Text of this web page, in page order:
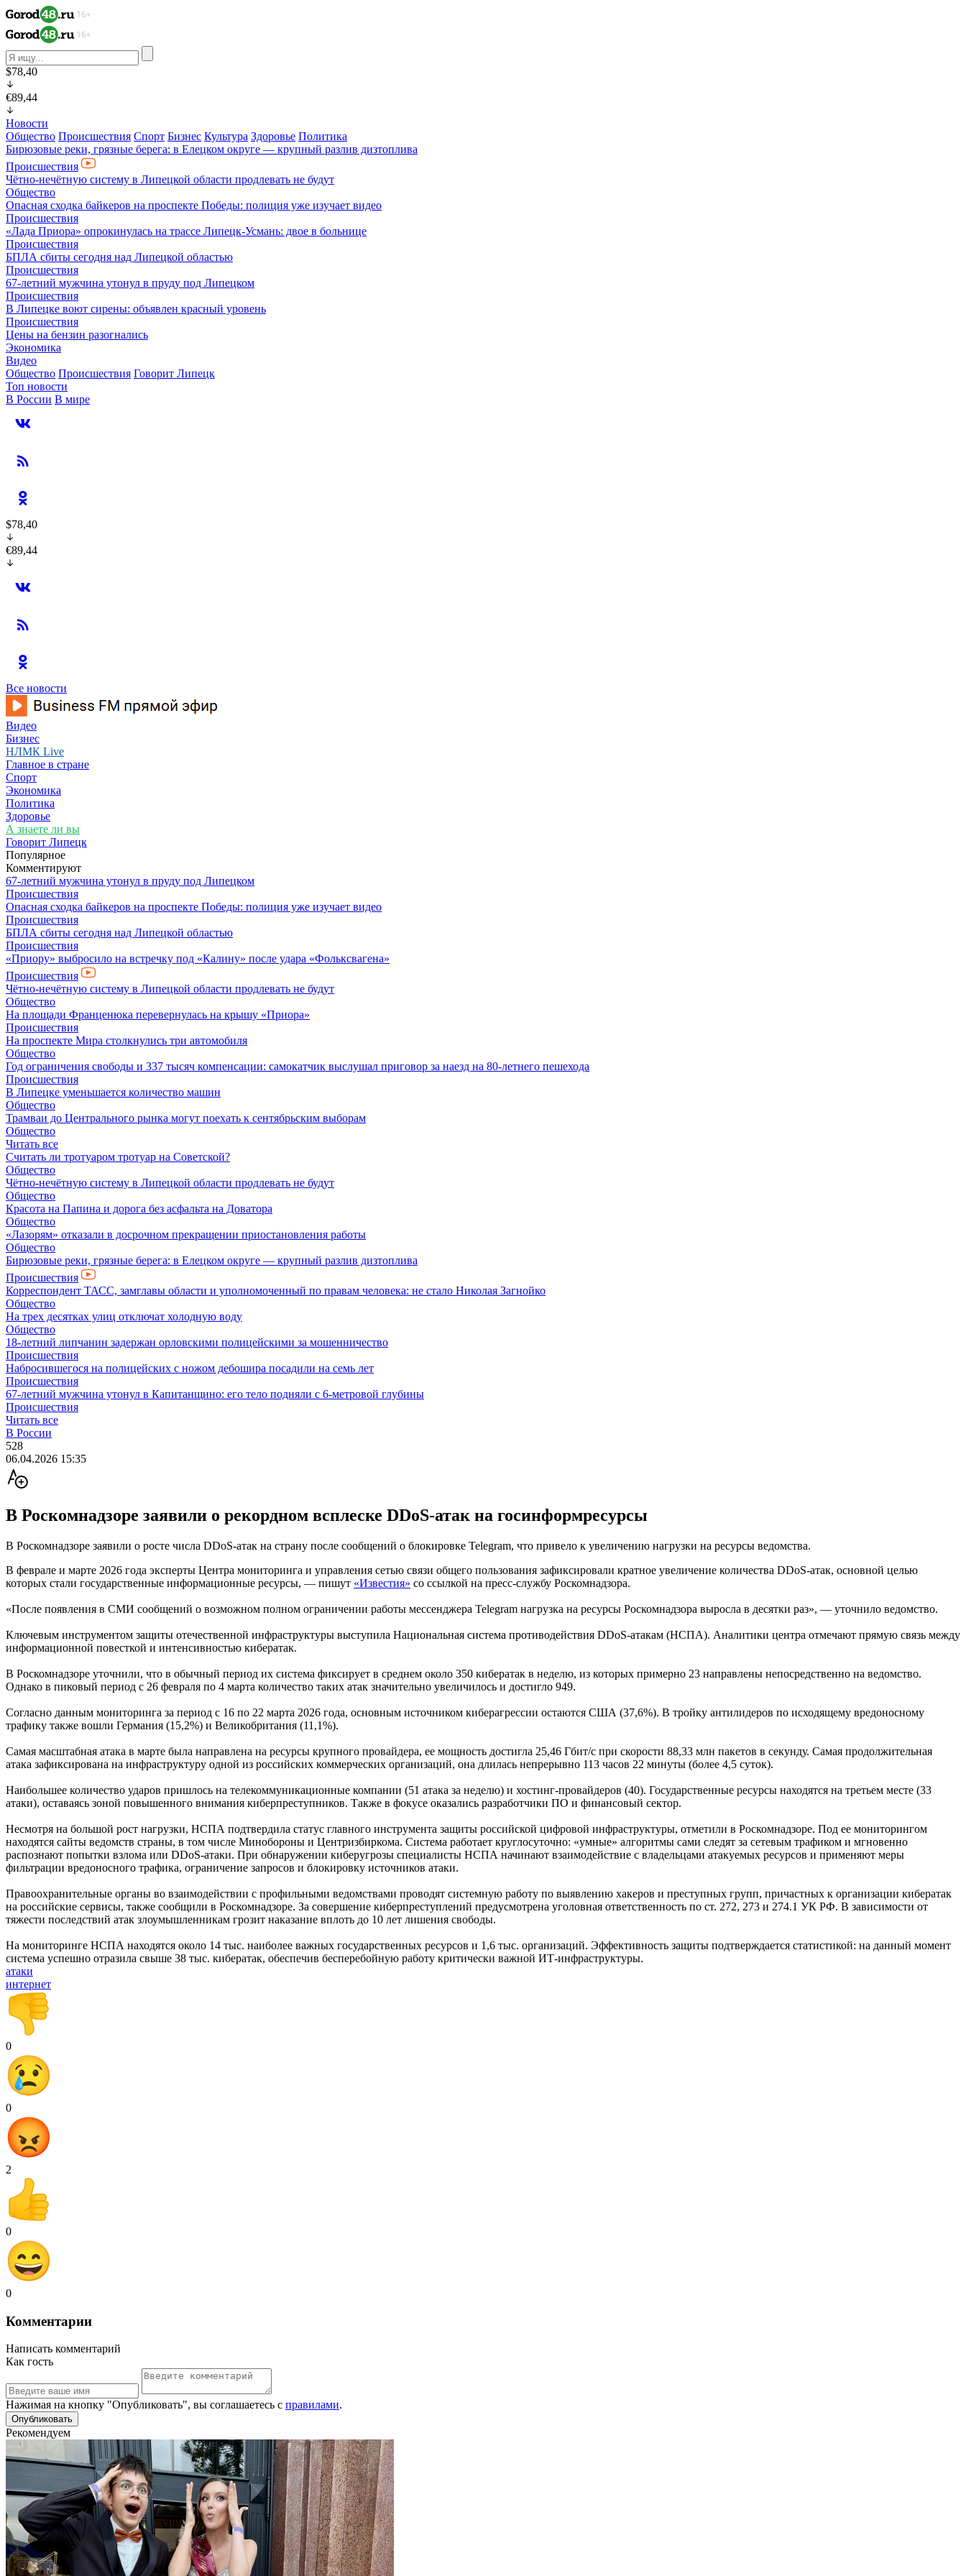
$78,40
€89,44
Новости
Общество Происшествия Спорт Бизнес Культура Здоровье Политика
Бирюзовые реки, грязные берега: в Елецком округе — крупный разлив дизтоплива
Происшествия
Чётно-нечётную систему в Липецкой области продлевать не будут
Общество
Опасная сходка байкеров на проспекте Победы: полиция уже изучает видео
Происшествия
«Лада Приора» опрокинулась на трассе Липецк-Усмань: двое в больнице
Происшествия
БПЛА сбиты сегодня над Липецкой областью
Происшествия
67-летний мужчина утонул в пруду под Липецком
Происшествия
В Липецке воют сирены: объявлен красный уровень
Происшествия
Цены на бензин разогнались
Экономика
Видео
Общество Происшествия Говорит Липецк
Топ новости
В России В мире
$78,40
€89,44
Все новости
Видео
Бизнес
НЛМК Live
Главное в стране
Спорт
Экономика
Политика
Здоровье
А знаете ли вы
Говорит Липецк
Популярное
Комментируют
67-летний мужчина утонул в пруду под Липецком
Происшествия
Опасная сходка байкеров на проспекте Победы: полиция уже изучает видео
Происшествия
БПЛА сбиты сегодня над Липецкой областью
Происшествия
«Приору» выбросило на встречку под «Калину» после удара «Фольксвагена»
Происшествия
Чётно-нечётную систему в Липецкой области продлевать не будут
Общество
На площади Франценюка перевернулась на крышу «Приора»
Происшествия
На проспекте Мира столкнулись три автомобиля
Общество
Год ограничения свободы и 337 тысяч компенсации: самокатчик выслушал приговор за наезд на 80-летнего пешехода
Происшествия
В Липецке уменьшается количество машин
Общество
Трамваи до Центрального рынка могут поехать к сентябрьским выборам
Общество
Читать все
Считать ли тротуаром тротуар на Советской?
Общество
Чётно-нечётную систему в Липецкой области продлевать не будут
Общество
Красота на Папина и дорога без асфальта на Доватора
Общество
«Лазорям» отказали в досрочном прекращении приостановления работы
Общество
Бирюзовые реки, грязные берега: в Елецком округе — крупный разлив дизтоплива
Происшествия
Корреспондент ТАСС, замглавы области и уполномоченный по правам человека: не стало Николая Загнойко
Общество
На трех десятках улиц отключат холодную воду
Общество
18-летний липчанин задержан орловскими полицейскими за мошенничество
Происшествия
Набросившегося на полицейских с ножом дебошира посадили на семь лет
Происшествия
67-летний мужчина утонул в Капитанщино: его тело подняли с 6-метровой глубины
Происшествия
Читать все
В России
528
06.04.2026 15:35
В Роскомнадзоре заявили о рекордном всплеске DDoS-атак на госинформресурсы
В Роскомнадзоре заявили о росте числа DDoS-атак на страну после сообщений о блокировке Telegram, что привело к увеличению нагрузки на ресурсы ведомства.
В феврале и марте 2026 года эксперты Центра мониторинга и управления сетью связи общего пользования зафиксировали кратное увеличение количества DDoS-атак, основной целью
которых стали государственные информационные ресурсы, — пишут «Известия» со ссылкой на пресс-службу Роскомнадзора.
«После появления в СМИ сообщений о возможном полном ограничении работы мессенджера Telegram нагрузка на ресурсы Роскомнадзора выросла в десятки раз», — уточнило ведомство.
Ключевым инструментом защиты отечественной инфраструктуры выступила Национальная система противодействия DDoS-атакам (НСПА). Аналитики центра отмечают прямую связь между
информационной повесткой и интенсивностью кибератак.
В Роскомнадзоре уточнили, что в обычный период их система фиксирует в среднем около 350 кибератак в неделю, из которых примерно 23 направлены непосредственно на ведомство.
Однако в пиковый период с 26 февраля по 4 марта количество таких атак значительно увеличилось и достигло 949.
Согласно данным мониторинга за период с 16 по 22 марта 2026 года, основным источником киберагрессии остаются США (37,6%). В тройку антилидеров по исходящему вредоносному
трафику также вошли Германия (15,2%) и Великобритания (11,1%).
Самая масштабная атака в марте была направлена на ресурсы крупного провайдера, ее мощность достигла 25,46 Гбит/с при скорости 88,33 млн пакетов в секунду. Самая продолжительная
атака зафиксирована на инфраструктуру одной из российских коммерческих организаций, она длилась непрерывно 113 часов 22 минуты (более 4,5 суток).
Наибольшее количество ударов пришлось на телекоммуникационные компании (51 атака за неделю) и хостинг-провайдеров (40). Государственные ресурсы находятся на третьем месте (33
атаки), оставаясь зоной повышенного внимания киберпреступников. Также в фокусе оказались разработчики ПО и финансовый сектор.
Несмотря на большой рост нагрузки, НСПА подтвердила статус главного инструмента защиты российской цифровой инфраструктуры, отметили в Роскомнадзоре. Под ее мониторингом
находятся сайты ведомств страны, в том числе Минобороны и Центризбиркома. Система работает круглосуточно: «умные» алгоритмы сами следят за сетевым трафиком и мгновенно
распознают попытки взлома или DDoS-атаки. При обнаружении киберугрозы специалисты НСПА начинают взаимодействие с владельцами атакуемых ресурсов и применяют меры
фильтрации вредоносного трафика, ограничение запросов и блокировку источников атаки.
Правоохранительные органы во взаимодействии с профильными ведомствами проводят системную работу по выявлению хакеров и преступных групп, причастных к организации кибератак
на российские сервисы, также сообщили в Роскомнадзоре. За совершение киберпреступлений предусмотрена уголовная ответственность по ст. 272, 273 и 274.1 УК РФ. В зависимости от
тяжести последствий атак злоумышленникам грозит наказание вплоть до 10 лет лишения свободы.
На мониторинге НСПА находятся около 14 тыс. наиболее важных государственных ресурсов и 1,6 тыс. организаций. Эффективность защиты подтверждается статистикой: на данный момент
система успешно отразила свыше 38 тыс. кибератак, обеспечив бесперебойную работу критически важной ИТ-инфраструктуры.
атаки
интернет
0
0
2
0
0
Комментарии
Написать комментарий
Как гость
Нажимая на кнопку "Опубликовать", вы соглашаетесь с правилами.
Рекомендуем